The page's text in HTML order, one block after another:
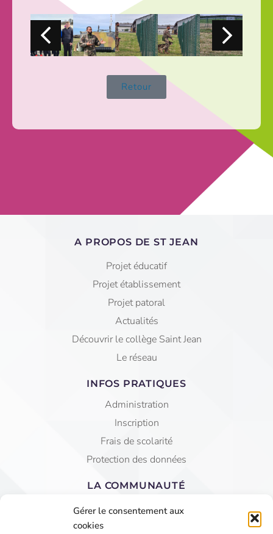
Gérer le consentement aux
cookies
Retour
A PROPOS DE ST JEAN
Projet éducatif
Projet établissement
Projet patoral
Actualités
Découvrir le collège Saint Jean
Le réseau
INFOS PRATIQUES
Administration
Inscription
Frais de scolarité
Protection des données
LA COMMUNAUTÉ
Equipe éducative
AGEC Saint Jean